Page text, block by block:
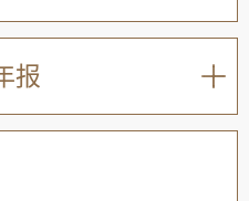
报